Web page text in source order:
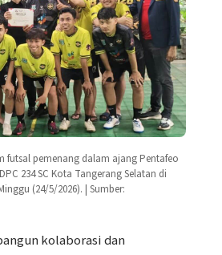
futsal pemenang dalam ajang Pentafeo
234 SC Kota Tangerang Selatan di
(24/5/2026). | Sumber:
kolaborasi dan